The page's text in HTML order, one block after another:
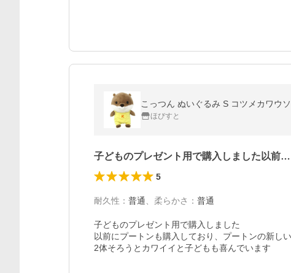
こっつん ぬいぐるみ S コツメカワウ
ほびすと
子どものプレゼント用で購入しました以前…
5
耐久性 ： 普通 柔らかさ ： 普通
子どものプレゼント用で購入しました
以前にプートンも購入しており、プートンの新し
2体そろうとカワイイと子どもも喜んでいます